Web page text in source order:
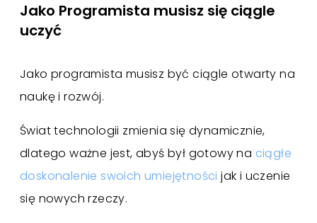
Jako Programista musisz się ciągle
uczyć
Jako programista musisz być ciągle otwarty na
naukę i rozwój.
Świat technologii zmienia się dynamicznie,
dlatego ważne jest, abyś był gotowy na ciągłe
doskonalenie swoich umiejętności jak i uczenie
się nowych rzeczy.